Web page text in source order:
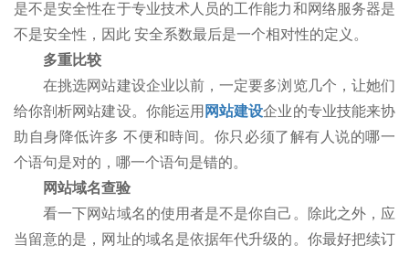
是不是安全性在于专业技术人员的工作能力和网络服务器是
不是安全性，因此 安全系数最后是一个相对性的定义。
多重比较
在挑选网站建设企业以前，一定要多浏览几个，让她们
给你剖析网站建设。你能运用 网站建设企业的专业技能来协
助自身降低许多 不便和時间。你只必须了解有人说的哪一
个语句是对的，哪一个语句是错的。
网站域名查验
看一下网站域名的使用者是不是你自己。除此之外，应
当留意的是，网址的域名是依据年代升级的。你最好把续订